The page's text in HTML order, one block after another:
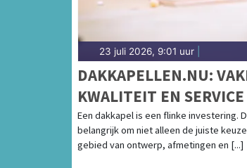
23 juli 2026, 9:01 uur
DAKKAPELLEN.NU:
KWALITEIT EN
TOT EIND
Een dakkapel is een flinke investering.
belangrijk om niet alleen de juiste
gebied van ontwerp, afmetingen en [...]